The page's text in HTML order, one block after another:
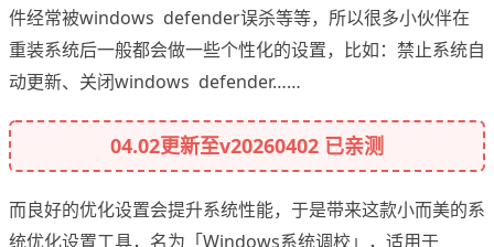
件经常被windows defender误杀等等，所以很多小伙伴在
重装系统后一般都会做一些个性化的设置，比如：禁止系统自
动更新、关闭windows defender……
04.02更新至v20260402 已亲测
而良好的优化设置会提升系统性能，于是带来这款小而美的系
统优化设置工具，名为「Windows系统调校」，适用于